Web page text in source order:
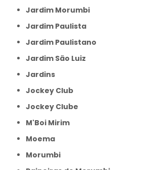
Jardim Morumbi
Jardim Paulista
Jardim Paulistano
Jardim São Luiz
Jardins
Jockey Club
Jockey Clube
M'Boi Mirim
Moema
Morumbi